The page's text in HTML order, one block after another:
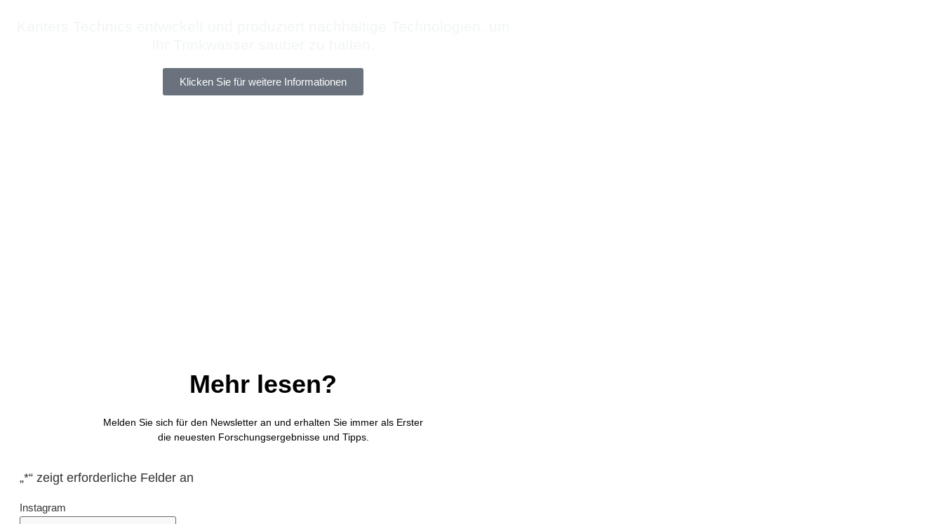
Klicken Sie für weitere Informationen
Mehr lesen?
Melden Sie sich für den Newsletter an und erhalten Sie immer als Erster
die neuesten Forschungsergebnisse und Tipps.
„*“ zeigt erforderliche Felder an
Instagram